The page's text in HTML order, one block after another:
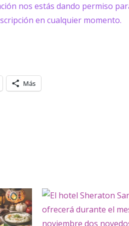
nos estás dando permiso
en cualquier momento.
Más